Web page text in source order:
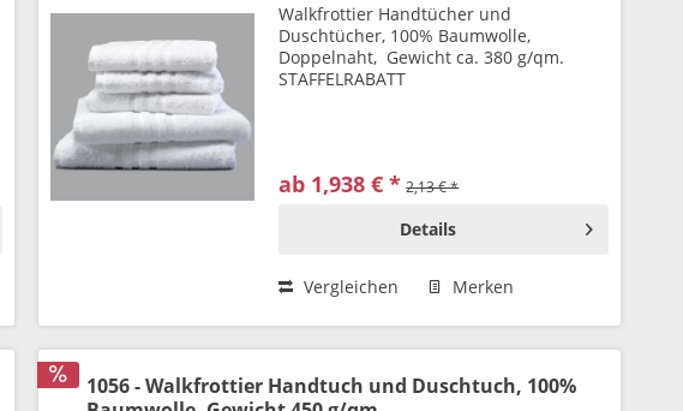
Walkfrottier Handtücher und
Duschtücher, 100% Baumwolle,
Doppelnaht, Gewicht ca. 380 g/qm.
STAFFELRABATT
ab 1,938 € * 2,13 € *
Details
Vergleichen Merken
1056 - Walkfrottier Handtuch und Duschtuch, 100%